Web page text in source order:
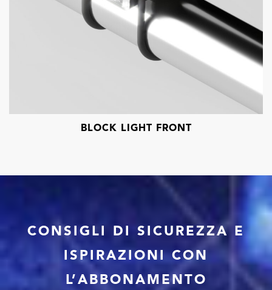
BLOCK LIGHT FRONT
CONSIGLI DI SICUREZZA E
ISPIRAZIONI CON
L’ABBONAMENTO